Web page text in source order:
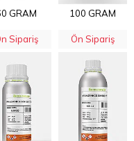
GRAM 100 GRAM
Sipariş Ön Sipariş